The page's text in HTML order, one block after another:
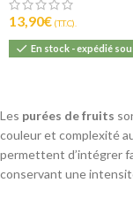
13,90€ (T.T.C).
En stock - expédié
Les purées de fruits
couleur et complexité
permettent d’intégrer
conservant une